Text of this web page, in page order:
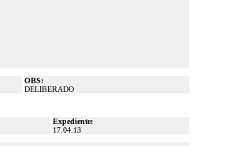
OBS:
DELIBERADO
Expediente:
17.04.13